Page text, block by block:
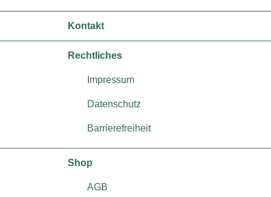
Kontakt
Rechtliches
Impressum
Datenschutz
Barrierefreiheit
Shop
AGB